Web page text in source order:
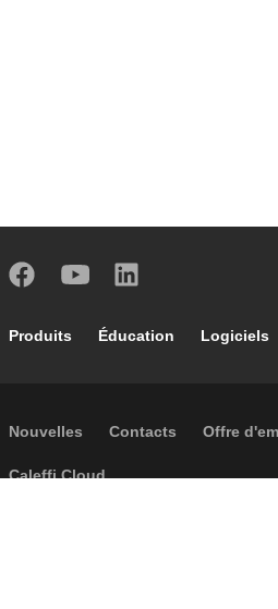
Footer main navigation
Produits Éducation Logiciels
Footer secondary
Nouvelles Contacts Offre
Caleffi Cloud